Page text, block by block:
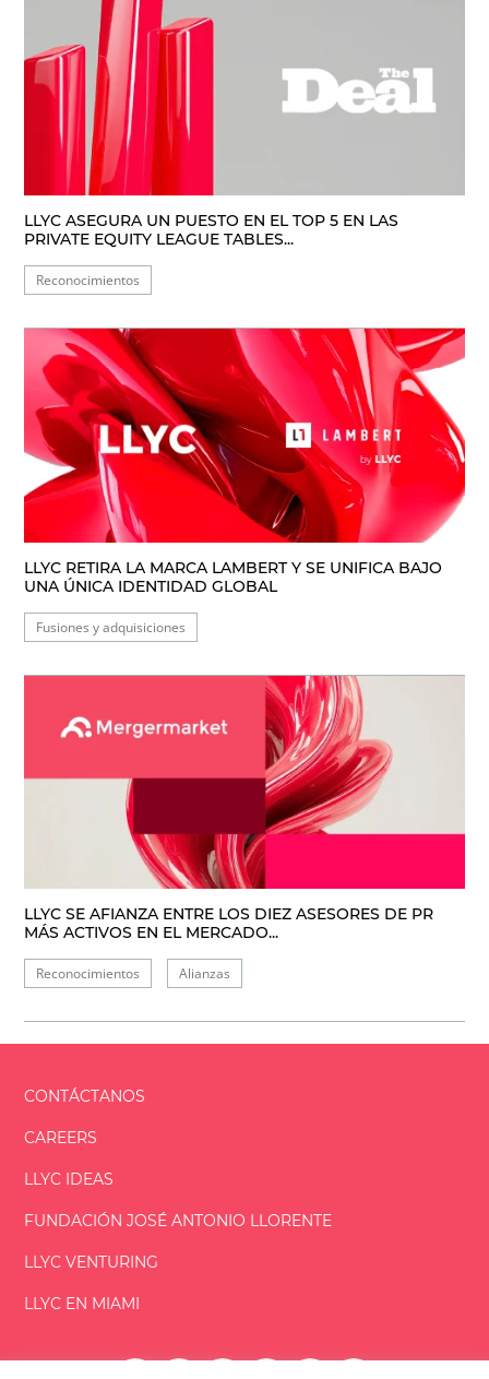
LLYC ASEGURA UN PUESTO EN EL TOP 5 EN LAS
PRIVATE EQUITY LEAGUE TABLES...
Reconocimientos
LLYC RETIRA LA MARCA LAMBERT Y SE UNIFICA BAJO
UNA ÚNICA IDENTIDAD GLOBAL
Fusiones y adquisiciones
LLYC SE AFIANZA ENTRE LOS DIEZ ASESORES DE PR
MÁS ACTIVOS EN EL MERCADO...
Reconocimientos Alianzas
CONTÁCTANOS
CAREERS
LLYC IDEAS
FUNDACIÓNJOSÉ ANTONIO LLORENTE
LLYC VENTURING
LLYC EN MIAMI